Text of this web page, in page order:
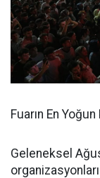
Fuarın En
Geleneksel